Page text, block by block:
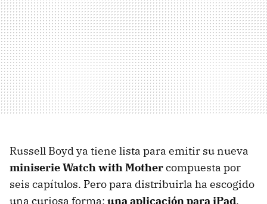
Russell Boyd ya tiene lista para emitir su nueva
miniserie Watch with Mothercompuesta por
seis capítulos. Pero para distribuirla ha escogido
una curiosa forma: una aplicación para iPad.